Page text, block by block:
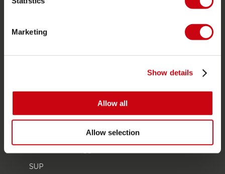
Marketing
Show details
Allow all
Allow selection
Proposito di Jobe
Trainabili
SUP